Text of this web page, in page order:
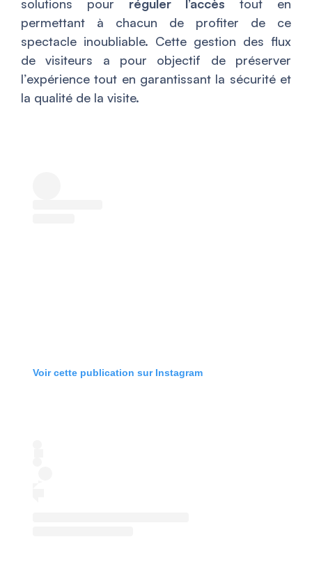
solutions pour réguler l’accès tout en
permettant à chacun de profiter de ce
spectacle inoubliable. Cette gestion des flux
de visiteurs a pour objectif de préserver
l’expérience tout en garantissant la sécurité et
la qualité de la visite.
Voir cette publication sur Instagram